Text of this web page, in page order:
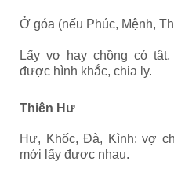
Ở góa (nếu Phúc, Mệnh,
Lấy vợ hay chồng có
được hình khắc, chia ly.
Thiên Hư
Hư, Khốc, Đà, Kình: vợ
mới lấy được nhau.